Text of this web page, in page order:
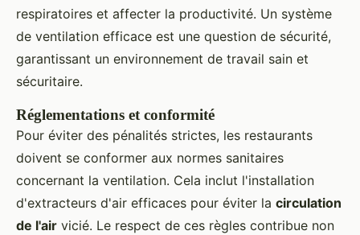
respiratoires et affecter la productivité. Un système
de ventilation efficace est une question de sécurité,
garantissant un environnement de travail sain et
sécuritaire.
Réglementations et conformité
Pour éviter des pénalités strictes, les restaurants
doivent se conformer aux normes sanitaires
concernant la ventilation. Cela inclut l'installation
d'extracteurs d'air efficaces pour éviter la circulation
de l'air vicié. Le respect de ces règles contribue non